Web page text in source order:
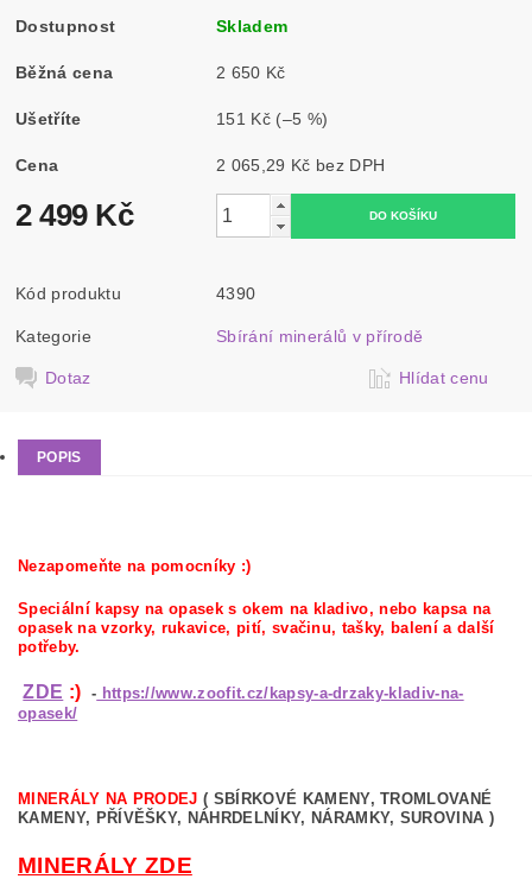
Dostupnost Skladem
Běžná cena 2 650 Kč
Ušetříte 151 Kč (–5 %)
Cena 2 065,29 Kč bez DPH
2 499 Kč
Kód produktu 4390
Kategorie Sbírání minerálů v přírodě
Dotaz Hlídat cenu
POPIS
Nezapomeňte na pomocníky :)
Speciální kapsy na opasek s okem na kladivo, nebo kapsa na
opasek na vzorky, rukavice, pití, svačinu, tašky, balení a další
potřeby.
ZDE :) - https://www.zoofit.cz/kapsy-a-drzaky-kladiv-na-
opasek/
MINERÁLY NA PRODEJ( SBÍRKOVÉ KAMENY, TROMLOVANÉ
KAMENY, PŘÍVĚŠKY, NÁHRDELNÍKY, NÁRAMKY, SUROVINA )
MINERÁLY ZDE